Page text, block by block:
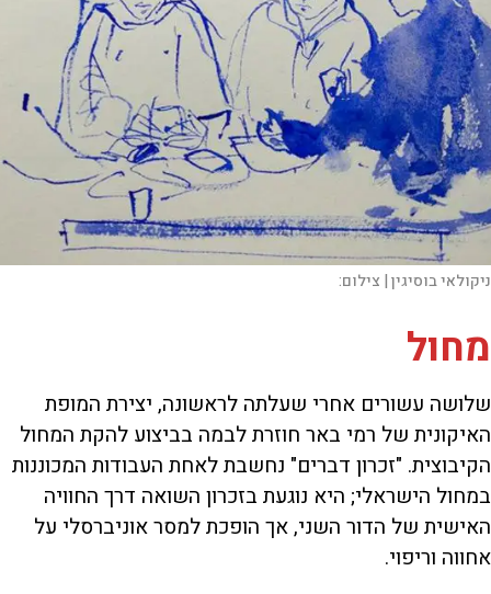
ניקולאי בוסיגין | צילום:
מחול
שלושה עשורים אחרי שעלתה לראשונה, יצירת המופת
האיקונית של רמי באר חוזרת לבמה בביצוע להקת המחול
הקיבוצית. "זכרון דברים" נחשבת לאחת העבודות המכוננות
במחול הישראלי; היא נוגעת בזכרון השואה דרך החוויה
האישית של הדור השני, אך הופכת למסר אוניברסלי על
אחווה וריפוי.